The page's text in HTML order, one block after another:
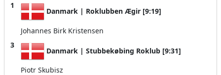
1
Danmark | Roklubben Ægir [9:19]
Johannes Birk Kristensen
3
Danmark | Stubbekøbing Roklub [9:31]
Piotr Skubisz